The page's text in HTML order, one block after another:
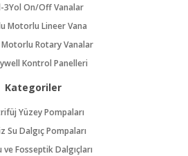
3Yol On/Off Vanalar
Motorlu Lineer Vana
Motorlu Rotary Vanalar
Kontrol Panelleri
Kategoriler
Yüzey Pompaları
Su Dalgıç Pompaları
ve Fosseptik Dalgıçları